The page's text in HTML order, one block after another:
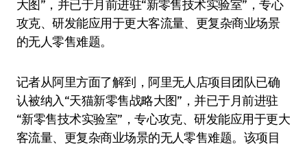
大图”，并已于月前进驻“新零售技术实验室”，专心
攻克、研发能应用于更大客流量、更复杂商业场景
的无人零售难题。
记者从阿里方面了解到，阿里无人店项目团队已确
认被纳入“天猫新零售战略大图”，并已于月前进驻
“新零售技术实验室”，专心攻克、研发能应用于更大
客流量、更复杂商业场景的无人零售难题。该项目